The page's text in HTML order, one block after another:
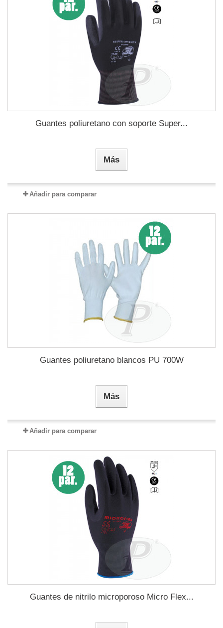
Guantes poliuretano con soporte Super...
Más
Añadir para comparar
Guantes poliuretano blancos PU 700W
Más
Añadir para comparar
Guantes de nitrilo microporoso Micro Flex...